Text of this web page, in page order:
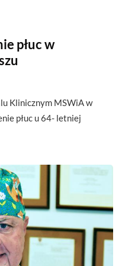
płuc w
Klinicznym MSWiA w
płuc u 64- letniej